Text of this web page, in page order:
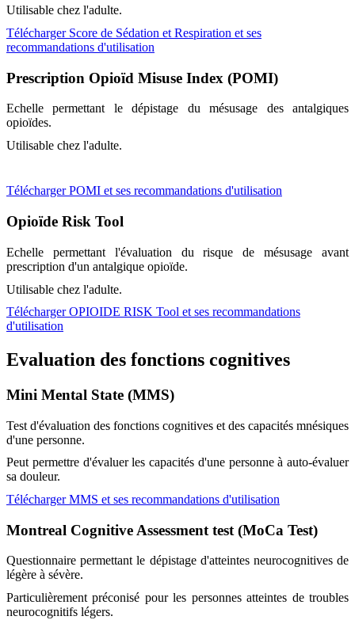
Utilisable chez l'adulte.
Télécharger Score de Sédation et Respiration et ses
recommandations d'utilisation
Prescription Opioïd Misuse Index (POMI)
Echelle permettant le dépistage du mésusage des antalgiques
opioïdes.
Utilisable chez l'adulte.
Télécharger POMI et ses recommandations d'utilisation
Opioïde Risk Tool
Echelle permettant l'évaluation du risque de mésusage avant
prescription d'un antalgique opioïde.
Utilisable chez l'adulte.
Télécharger OPIOIDE RISK Tool et ses recommandations
d'utilisation
Evaluation des fonctions cognitives
Mini Mental State (MMS)
Test d'évaluation des fonctions cognitives et des capacités mnésiques
d'une personne.
Peut permettre d'évaluer les capacités d'une personne à auto-évaluer
sa douleur.
Télécharger MMS et ses recommandations d'utilisation
Montreal Cognitive Assessment test (MoCa Test)
Questionnaire permettant le dépistage d'atteintes neurocognitives de
légère à sévère.
Particulièrement préconisé pour les personnes atteintes de troubles
neurocognitifs légers.